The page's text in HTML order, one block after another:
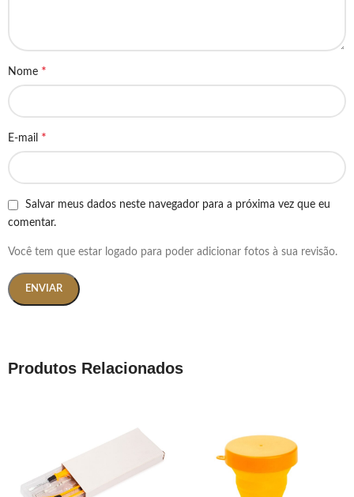
Nome *
E-mail *
Salvar meus dados neste navegador para a próxima vez que eu
comentar.
Você tem que estar logado para poder adicionar fotos à sua revisão.
Produtos Relacionados